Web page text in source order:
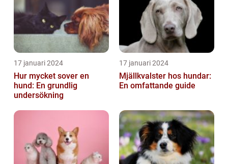
17 januari 2024
Hur mycket sover en
hund: En grundlig
undersökning
17 januari 2024
Mjällkvalster hos hundar:
En omfattande guide